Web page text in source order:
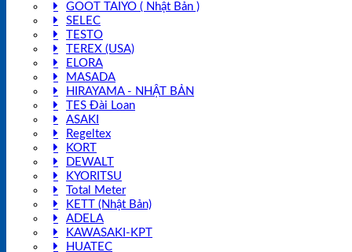
GOOT TAIYO ( Nhật Bản )
SELEC
TESTO
TEREX (USA)
ELORA
MASADA
HIRAYAMA - NHẬT BẢN
TES Đài Loan
ASAKI
Regeltex
KORT
DEWALT
KYORITSU
Total Meter
KETT (Nhật Bản)
ADELA
KAWASAKI-KPT
HUATEC